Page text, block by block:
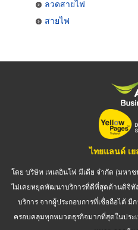
ลวดสายไฟ
สายไฟ
ไทยแลนด์ เย
โดย บริษัท เทเลอินโฟ มีเดีย จำกัด (มหา
ไม่เคยหยุดพัฒนาบริการที่ดีที่สุดด้านดิจิทั
บริการ จากผู้ประกอบการที่เชื่อถือได้
ครอบคลุมทุกหมวดธุรกิจมากที่สุดในประ